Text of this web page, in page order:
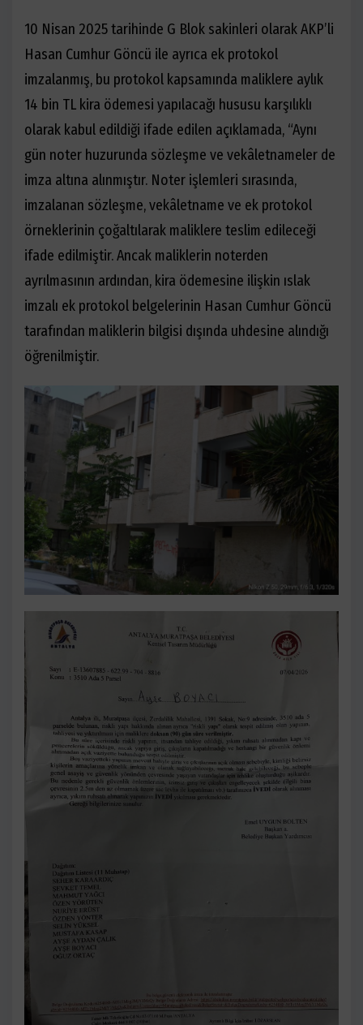
10 Nisan 2025 tarihinde G Blok sakinleri olarak AKP’li
Hasan Cumhur Göncü ile ayrıca ek protokol
imzalanmış, bu protokol kapsamında maliklere aylık
14 bin TL kira ödemesi yapılacağı hususu karşılıklı
olarak kabul edildiği ifade edilen açıklamada, “Aynı
gün noter huzurunda sözleşme ve vekâletnameler de
imza altına alınmıştır. Noter işlemleri sırasında,
imzalanan sözleşme, vekâletname ve ek protokol
örneklerinin çoğaltılarak maliklere teslim edileceği
ifade edilmiştir. Ancak maliklerin noterden
ayrılmasının ardından, kira ödemesine ilişkin ıslak
imzalı ek protokol belgelerinin Hasan Cumhur Göncü
tarafından maliklerin bilgisi dışında uhdesine alındığı
öğrenilmiştir.